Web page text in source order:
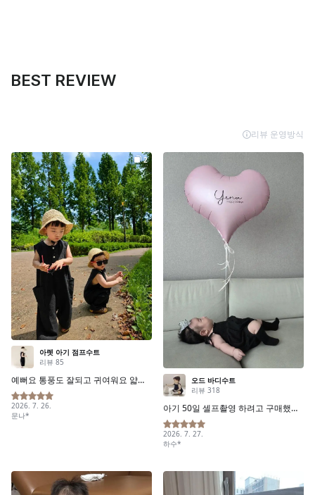
BEST REVIEW